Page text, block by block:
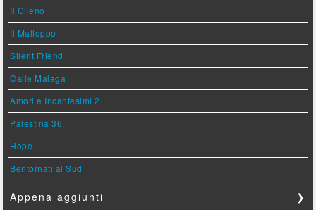
Il Cileno
Il Malloppo
Silent Friend
Calle Malaga
Amori e Incantesimi 2
Palestina 36
Hope
Bentornati al Sud
Appena aggiunti ❯